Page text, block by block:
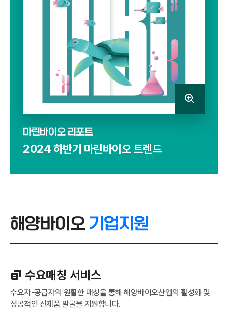
마린바이오 리포트
2024 하반기 마린바이오 트렌드
해양바이오 기업지원
수요매칭 서비스
수요자-공급자의 원활한 매칭을 통해 해양바이오산업의 활성화 및
성공적인 신제품 발굴을 지원합니다.